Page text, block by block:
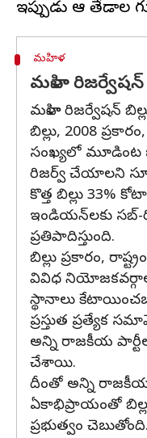
మహిళ
మహిళా
మహిళా రిజర్వేషన్
బిల్లు, 2008
సంఖ్యలో మూడింట
రిజర్వ్ చేయాలని
కొత్త బిల్లు 33%
ఇండియన్‌లకు సబ్-
ప్రతిపాదిస్తుంది.
బిల్లు ప్రకారం,
వివిధ
స్థానాలు
ప్రస్తుత ప్రత్యేక
అన్ని రాజకీయ
చేశాయి.
దీంతో అన్ని రాజకీయ
ఏకాభిప్రాయంతో
ప్రభుత్వం చెబుతోంది.